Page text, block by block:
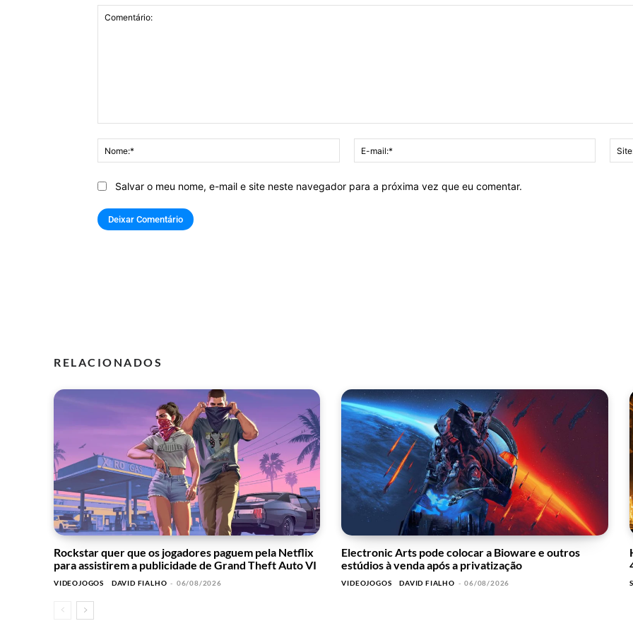
Nome:*
mail:*
Salvar o meu nome, e-mail e site neste navegador para a próxima vez que eu comentar.
RELACIONADOS
Rockstar quer que os jogadores paguem pela Netflix
para assistirem a publicidade de Grand Theft Auto VI
VIDEOJOGOS DAVID FIALHO - 06/08/2026
Electronic Arts pode colocar a Bioware e outros
estúdios à venda após a privatização
VIDEOJOGOS DAVID FIALHO - 06/08/2026